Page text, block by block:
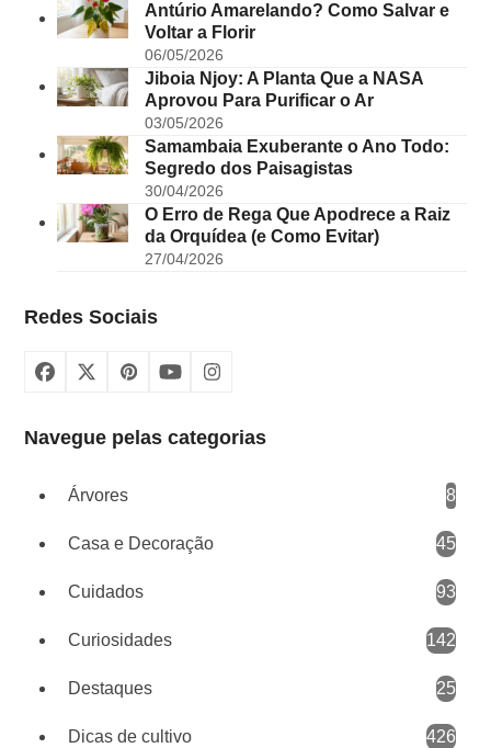
Antúrio Amarelando? Como Salvar e
Voltar a Florir
06/05/2026
Jiboia Njoy: A Planta Que a NASA
Aprovou Para Purificar o Ar
03/05/2026
Samambaia Exuberante o Ano Todo:
Segredo dos Paisagistas
30/04/2026
O Erro de Rega Que Apodrece a Raiz
da Orquídea (e Como Evitar)
27/04/2026
Redes Sociais
Facebook
X Pinterest
YouTubeInstagram
Navegue pelas categorias
Árvores 8
Casa e Decoração 45
Cuidados 93
Curiosidades 142
Destaques 25
Dicas de cultivo 426